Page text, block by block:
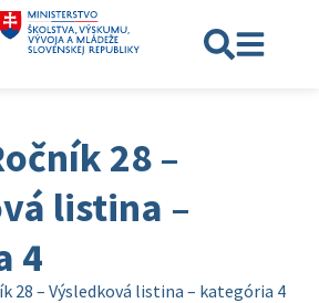
28 –
listina –
4
28 – Výsledková listina – kategória 4